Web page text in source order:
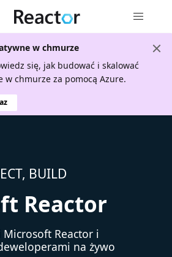
w chmurze
się, jak budować i skalować
w chmurze za pomocą Azure.
BUILD
Reactor
Microsoft Reactor i
na żywo